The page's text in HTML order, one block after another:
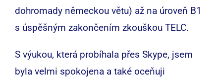
dohromady německou větu) až na úroveň B1
s úspěšným zakončením zkouškou TELC.
S výukou, která probíhala přes Skype, jsem
byla velmi spokojena a také oceňuji